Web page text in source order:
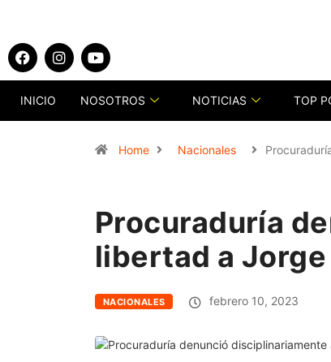
INICIO NOSOTROS NOTICIAS TOP
Home Nacionales
Procuraduría
libertad a
NACIONALES febrero 10, 2023